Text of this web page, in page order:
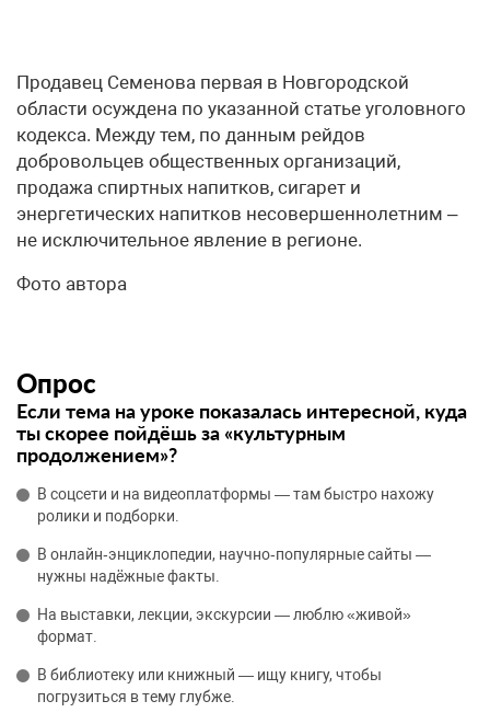
Продавец Семенова первая в Новгородской
области осуждена по указанной статье уголовного
кодекса. Между тем, по данным рейдов
добровольцев общественных организаций,
продажа спиртных напитков, сигарет и
энергетических напитков несовершеннолетним –
не исключительное явление в регионе.
Фото автора
Опрос
Если тема на уроке показалась интересной, куда
ты скорее пойдёшь за «культурным
продолжением»?
В соцсети и на видеоплатформы — там быстро нахожу
ролики и подборки.
В онлайн‑энциклопедии, научно‑популярные сайты —
нужны надёжные факты.
На выставки, лекции, экскурсии — люблю «живой»
формат.
В библиотеку или книжный — ищу книгу, чтобы
погрузиться в тему глубже.